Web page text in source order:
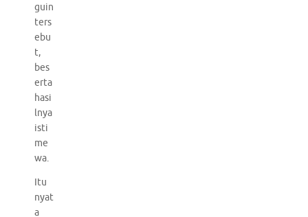
guin
ters
ebu
t,
bes
erta
hasi
lnya
isti
me
wa.
Itu
nyat
a